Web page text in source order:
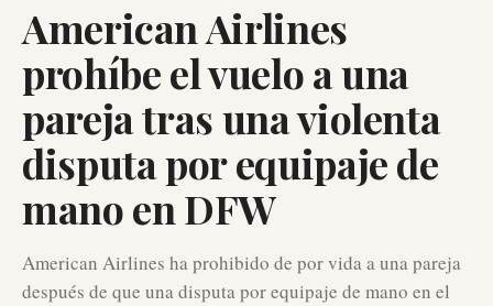
American Airlines
prohíbe el vuelo a una
pareja tras una violenta
disputa por equipaje de
mano en DFW
American Airlines ha prohibido de por vida a una pareja
después de que una disputa por equipaje de mano en el